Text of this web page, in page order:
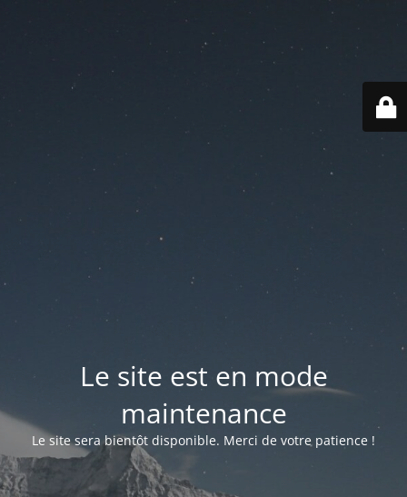
Le site est en mode
maintenance
Le site sera bientôt disponible. Merci de votre patience !